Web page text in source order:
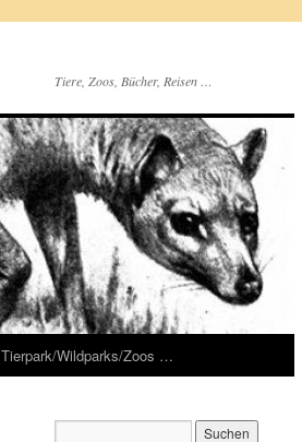
Tiere, Zoos, Bücher, Reisen …
Tierpark/Wildparks/Zoos …